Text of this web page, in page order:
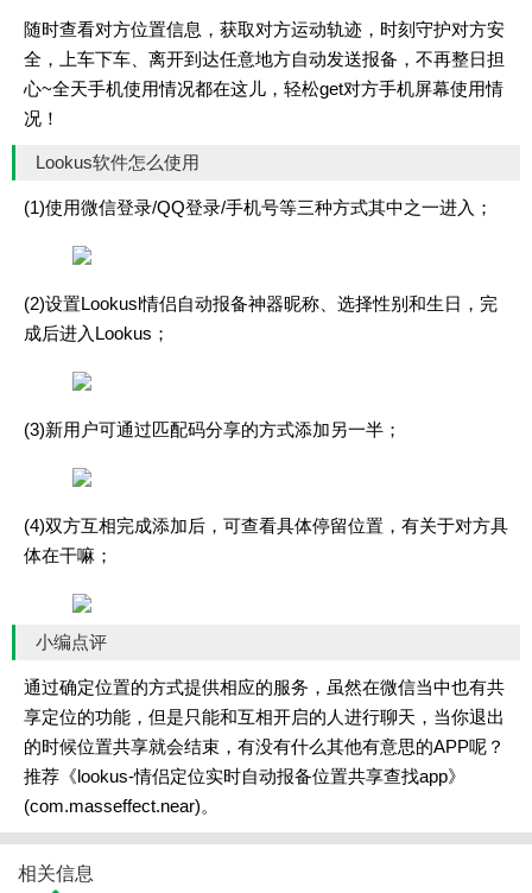
随时查看对方位置信息，获取对方运动轨迹，时刻守护对方安
全，上车下车、离开到达任意地方自动发送报备，不再整日担
心~全天手机使用情况都在这儿，轻松get对方手机屏幕使用情
况！
Lookus软件怎么使用
(1)使用微信登录/QQ登录/手机号等三种方式其中之一进入；
(2)设置Lookusl情侣自动报备神器昵称、选择性别和生日，完
成后进入Lookus；
(3)新用户可通过匹配码分享的方式添加另一半；
(4)双方互相完成添加后，可查看具体停留位置，有关于对方具
体在干嘛；
小编点评
通过确定位置的方式提供相应的服务，虽然在微信当中也有共
享定位的功能，但是只能和互相开启的人进行聊天，当你退出
的时候位置共享就会结束，有没有什么其他有意思的APP呢？
推荐《lookus-情侣定位实时自动报备位置共享查找app》
(com.masseffect.near)。
相关信息